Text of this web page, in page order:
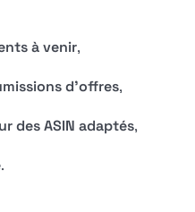
à venir,
d'offres,
des ASIN adaptés,
.